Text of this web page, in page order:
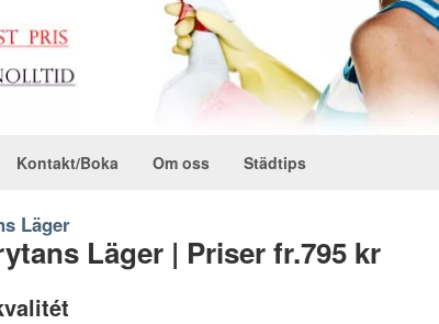
Kontakt/Boka Om oss Städtips
Läger
Läger | Priser fr.795 kr